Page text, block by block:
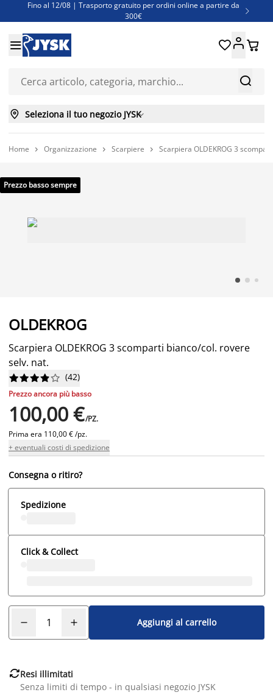
Fino al 12/08 | Trasporto gratuito per ordini online a partire da
300€

Super offerte d'estate | Oltre 1.500 articoli fino al 70%
Finanziamenti - Scegli il piano di rimborso più adatto a te


 
 Seleziona il tuo negozio JYSK
Home  Organizzazione  Scarpiere  Scarpiera OLDEKROG 3
Prezzo basso sempre
OLDEKROG
Scarpiera OLDEKROG 3 scomparti bianco/col. rovere
selv. nat.





 (42)
Prezzo ancora più basso
100,00 €/PZ.
Prima era 110,00 € /pz.
+ eventuali costi di spedizione
Consegna o ritiro?
Spedizione
Click & Collect
Aggiungi al carrello
Resi illimitati
Senza limiti di tempo - in qualsiasi negozio JYSK